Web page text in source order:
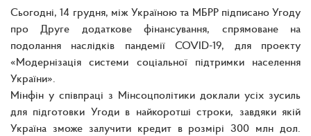
Сьогодні, 14 грудня, між Україною та МБРР підписано Угоду
про Друге додаткове фінансування, спрямоване на
подолання наслідків пандемії COVID-19, для проекту
«Модернізація системи соціальної підтримки населення
України».
Мінфін у співпраці з Мінсоцполітики доклали усіх зусиль
для підготовки Угоди в найкоротші строки, завдяки якій
Україна зможе залучити кредит в розмірі 300 млн дол.